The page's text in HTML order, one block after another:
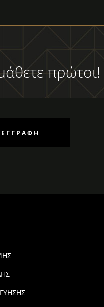
πρώτοι!
ΕΓΓΡΑΦΉ